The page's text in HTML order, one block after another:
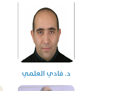
د. فادي العلمي